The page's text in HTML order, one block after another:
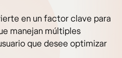
en un factor clave para
manejan múltiples
que desee optimizar